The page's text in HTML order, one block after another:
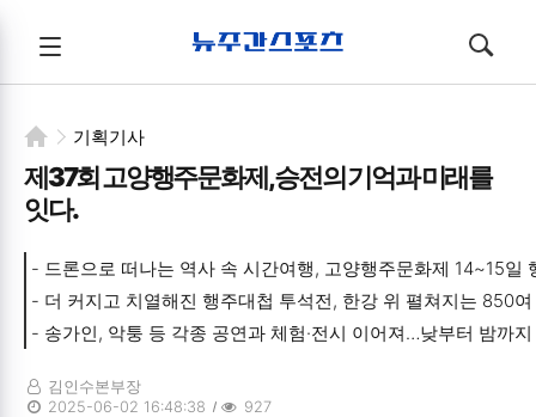
전체메뉴
열기/
검색
열기/
기획기사
제37회 고양행주문화제, 승전의 기억과 미래를
잇다.
- 드론으로 떠나는 역사 속 시간여행, 고양행주문화제 14~15일
- 더 커지고 치열해진 행주대첩 투석전, 한강 위 펼쳐지는 850
- 송가인, 악퉁 등 각종 공연과 체험·전시 이어져…낮부터 밤까
김인수본부장
2025-06-02 16:48:38
927